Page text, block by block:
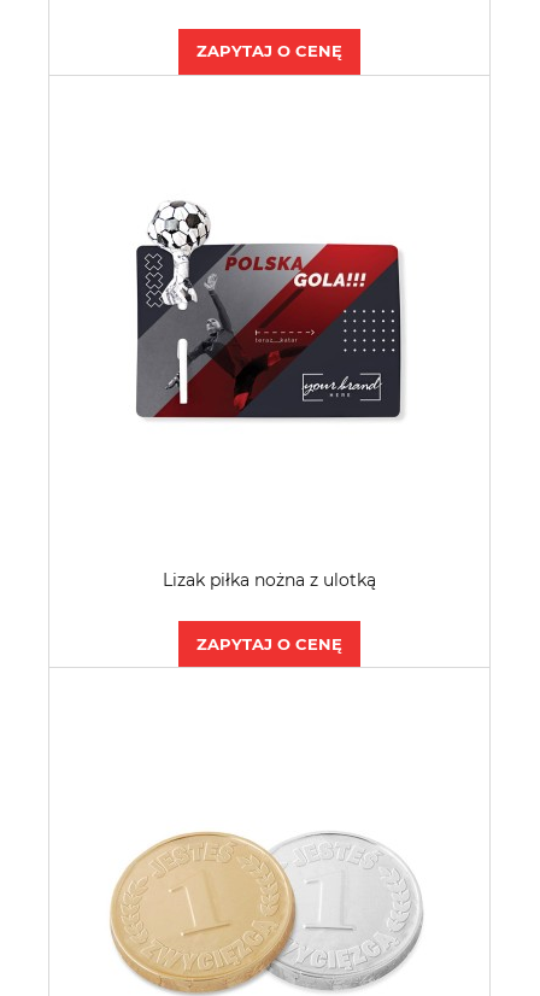
ZAPYTAJ O CENĘ
Lizak piłka nożna z ulotką
ZAPYTAJ O CENĘ